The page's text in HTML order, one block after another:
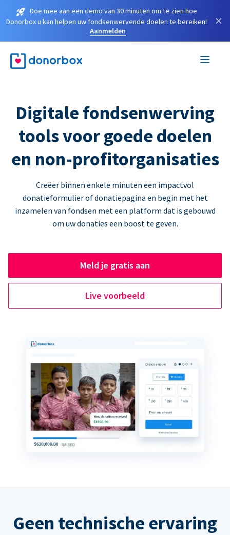
Doe mee aan een demo van 30 minuten om te zien hoe
Donorbox u kan helpen uw fondsenwervende doelen te bereiken!
Aanmelden
×
Digitale fondsenwerving
tools voor goede doelen
en non-profitorganisaties
Creëer binnen enkele minuten een impactvol
donatieformulier of donatiepagina en begin met het
inzamelen van fondsen met een platform dat is gebouwd
om uw donaties een boost te geven.
Meld je gratis aan
Live voorbeeld
Geen technische ervaring